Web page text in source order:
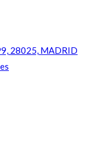
28025, MADRID